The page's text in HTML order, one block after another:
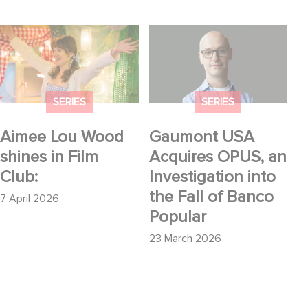
SERIES
Aimee Lou Wood
shines in Film
Club:
7 April 2026
Aimee Lou Wood
shines in Film Club:
SERIES
Gaumont USA
Acquires OPUS, an
Investigation into
the Fall of Banco
Popular
23 March 2026
Gaumont USA
Acquires OPUS, an
Investigation into the
Fall of Banco Popular